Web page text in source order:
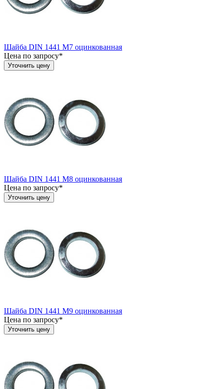
Шайба DIN 1441 М7 оцинкованная
Цена по запросу*
Уточнить цену
Шайба DIN 1441 М8 оцинкованная
Цена по запросу*
Уточнить цену
Шайба DIN 1441 М9 оцинкованная
Цена по запросу*
Уточнить цену